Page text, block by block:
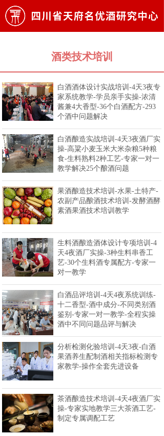
酒类技术培训
白酒酒体设计实战培训-4天3夜专
家系统教学-学员亲手实操-浓清
酱兼4大香型-36个白酒配方-293
个酒中问题解决
白酒酿造实战培训-4天3夜酒厂实
操-高粱小麦玉米大米杂粮5种粮
食-生料熟料2种工艺-专家一对一
教学解决25个酿酒问题
果酒酿造技术培训-水果-土特产-
农副产品酿酒技术培训-发酵酒酵
素酒果酒技术培训教学
生料酒酿造酒体设计专项培训-4
天4夜酒厂实操-3种生料串香工
艺-30个生料酒专属配方-专家一
对一教学
白酒品评培训-4天4夜系统训练-
十二香型-酒中成分-不同类别酒
鉴别-专家一对一教学-全程实操
酒中不同问题品评与解决
分析检测化验培训-4天3夜-白酒
果酒养生配制酒相关指标检测专
家教学-操作全套先进设备
茶酒酿造技术培训-4天4夜酒厂实
操-专家实地教学三大茶酒工艺-
制定专属调配工艺